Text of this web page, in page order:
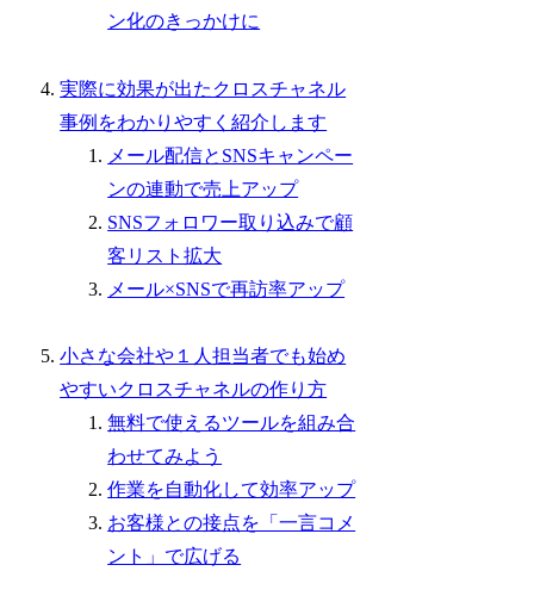
ン化のきっかけに
実際に効果が出たクロスチャネル
事例をわかりやすく紹介します
メール配信とSNSキャンペー
ンの連動で売上アップ
SNSフォロワー取り込みで顧
客リスト拡大
メール×SNSで再訪率アップ
小さな会社や１人担当者でも始め
やすいクロスチャネルの作り方
無料で使えるツールを組み合
わせてみよう
作業を自動化して効率アップ
お客様との接点を「一言コメ
ント」で広げる